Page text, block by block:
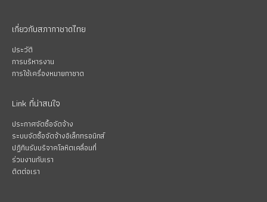
เกี่ยวกับสภากาชาดไทย
ประวัติ
การบริหารงาน
การใช้เครื่องหมายกาชาด
Link ที่น่าสนใจ
ประกาศจัดซื้อจัดจ้าง
ระบบจัดซื้อจัดจ้างอิเล็กทรอนิกส์
ปฏิทินรับบริจาคโลหิตเคลื่อนที่
ร่วมงานกับเรา
ติดต่อเรา